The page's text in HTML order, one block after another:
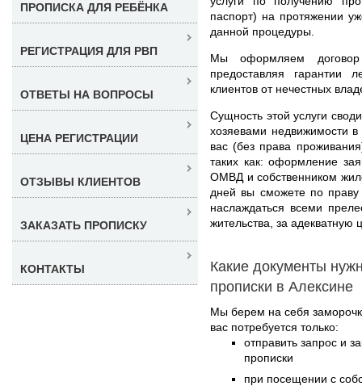
паспорт) на протяжении
данной процедуры.
Мы оформляем
предоставляя гарантии
клиентов от нечестных
Сущность этой услуги
хозяевами недвижимости
вас (без права
таких как: оформление
ОМВД и собственником
дней вы сможете по
наслаждаться всеми
жительства, за адекватную
Какие документы
прописки в Алексине
Мы берем на себя
вас потребуется только:
отправить запрос и
прописки
при посещении с
ПРОПИСКА ДЛЯ РЕБЁНКА
РЕГИСТРАЦИЯ ДЛЯ РВП
ОТВЕТЫ НА ВОПРОСЫ
ЦЕНА РЕГИСТРАЦИИ
ОТЗЫВЫ КЛИЕНТОВ
ЗАКАЗАТЬ ПРОПИСКУ
КОНТАКТЫ